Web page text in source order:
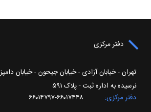
دفتر مرکزی
تهران - خیابان آزادی - خیابان جیحون - خیابان
نرسیده به اداره ثبت - پلاک ۵۹۱
دفتر مرکزی
۶۶۰۱۷۴۴۸-۶۶۰۱۴۷۹۷